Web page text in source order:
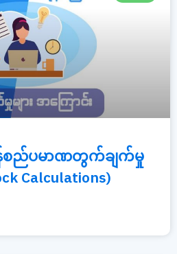
ည်ပမာဏတွက်ချက်မှု
Calculations)